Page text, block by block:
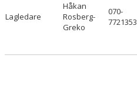
Lagledare
Håkan
Rosberg-
Greko
070-
7721353